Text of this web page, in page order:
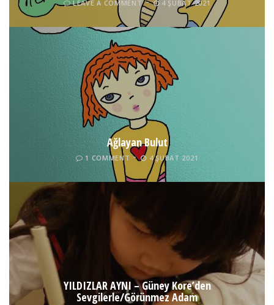
LEAVE A COMMENT 4 ŞUBAT 2021
Ağlayan Bulut
1 COMMENT 4 ŞUBAT 2021
YILDIZLAR AYNI – Güney Kore’den
Sevgilerle/Görünmez Adam